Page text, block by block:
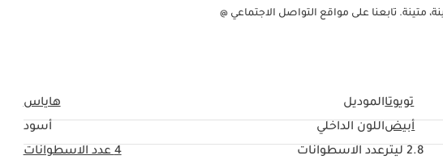
تويوتاالموديل
هاياس
أبيضاللون الداخلي
أسود
2.8 ليتر عدد الاسطوانات 4عدد الاسطوانات